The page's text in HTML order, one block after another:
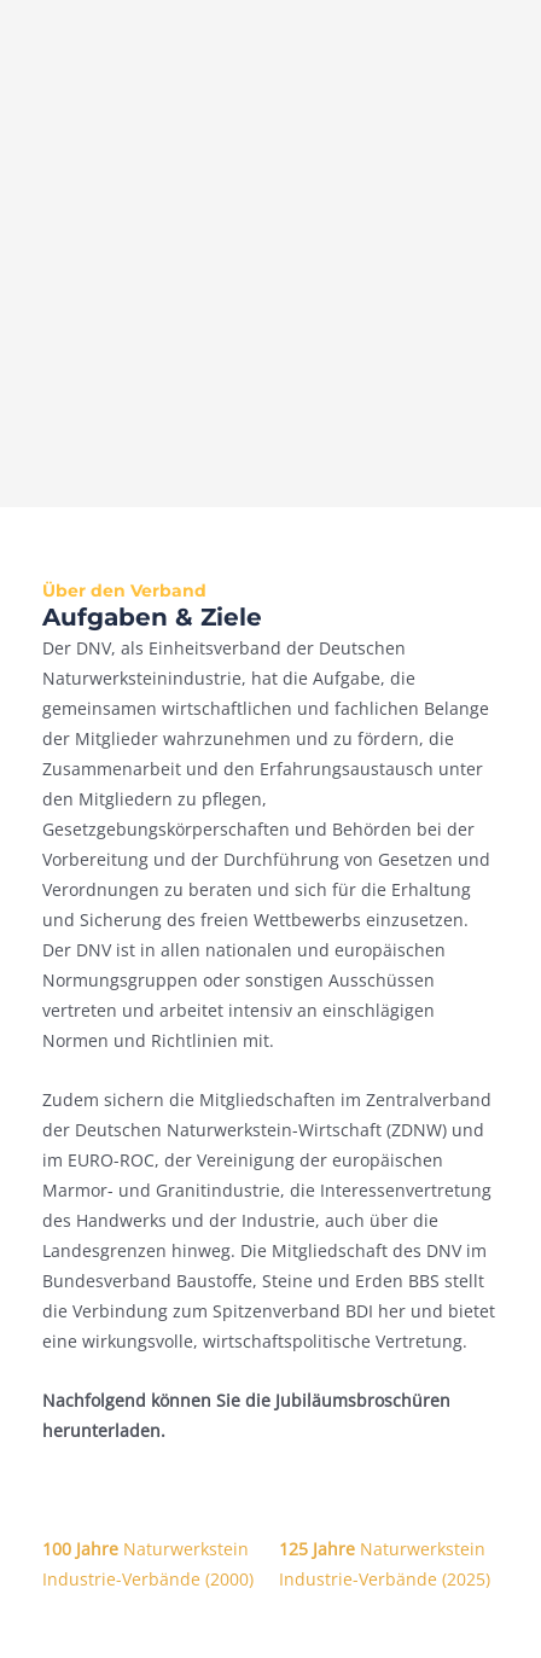
Über den Verband
Aufgaben & Ziele
Der DNV, als Einheitsverband der Deutschen
Naturwerksteinindustrie, hat die Aufgabe, die
gemeinsamen wirtschaftlichen und fachlichen Belange
der Mitglieder wahrzunehmen und zu fördern, die
Zusammenarbeit und den Erfahrungsaustausch unter
den Mitgliedern zu pflegen,
Gesetzgebungskörperschaften und Behörden bei der
Vorbereitung und der Durchführung von Gesetzen und
Verordnungen zu beraten und sich für die Erhaltung
und Sicherung des freien Wettbewerbs einzusetzen.
Der DNV ist in allen nationalen und europäischen
Normungsgruppen oder sonstigen Ausschüssen
vertreten und arbeitet intensiv an einschlägigen
Normen und Richtlinien mit.
Zudem sichern die Mitgliedschaften im Zentralverband
der Deutschen Naturwerkstein-Wirtschaft (ZDNW) und
im EURO-ROC, der Vereinigung der europäischen
Marmor- und Granitindustrie, die Interessenvertretung
des Handwerks und der Industrie, auch über die
Landesgrenzen hinweg. Die Mitgliedschaft des DNV im
Bundesverband Baustoffe, Steine und Erden BBS stellt
die Verbindung zum Spitzenverband BDI her und bietet
eine wirkungsvolle, wirtschaftspolitische Vertretung.
Nachfolgend können Sie die Jubiläumsbroschüren
herunterladen.
100 Jahre Naturwerkstein
Industrie-Verbände (2000)
125 Jahre Naturwerkstein
Industrie-Verbände (2025)